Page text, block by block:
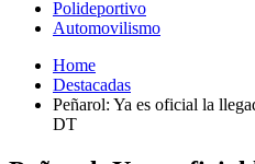
Polideportivo
Automovilismo
Home
Destacadas
Peñarol: Ya es oficial la
DT